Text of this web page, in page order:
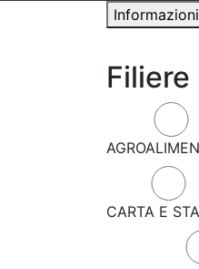
Filiere
CARTA E